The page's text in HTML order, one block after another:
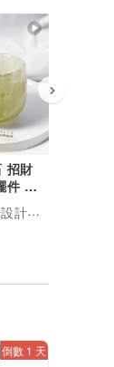
招財
件 紙
LINFINITY 大千設計無限創藝
倒數 1 天